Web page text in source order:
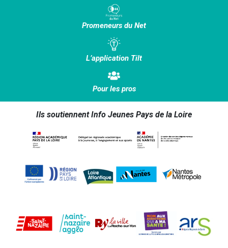
Promeneurs du Net
L’application Tilt
Pour les pros
Ils soutiennent Info Jeunes Pays de la Loire